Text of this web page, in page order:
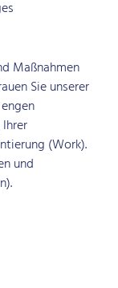
Maßnahmen
Sie unserer
(Work).
und